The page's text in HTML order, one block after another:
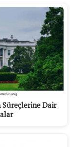
Süreçlerine Dair